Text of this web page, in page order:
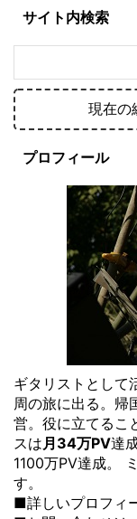
サイト内検索
現在の
プロフィール
ギタリストとして
周の旅に出る。帰
営。役に立てるこ
スは月34万PV達
1100万PV達成。
す。
■詳しいプロフィ